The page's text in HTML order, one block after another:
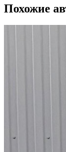
Похожие